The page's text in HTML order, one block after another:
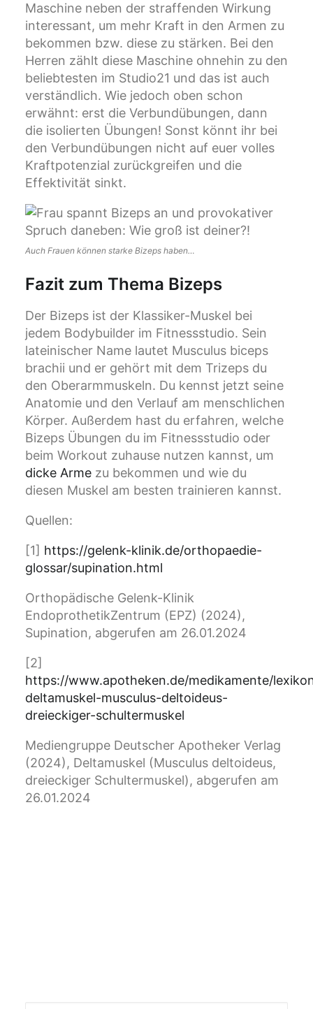
Maschine neben der straffenden Wirkung
interessant, um mehr Kraft in den Armen zu
bekommen bzw. diese zu stärken. Bei den
Herren zählt diese Maschine ohnehin zu den
beliebtesten im Studio21 und das ist auch
verständlich. Wie jedoch oben schon
erwähnt: erst die Verbundübungen, dann
die isolierten Übungen! Sonst könnt ihr bei
den Verbundübungen nicht auf euer volles
Kraftpotenzial zurückgreifen und die
Effektivität sinkt.
Auch Frauen können starke Bizeps haben…
Fazit zum Thema Bizeps
Der Bizeps ist der Klassiker-Muskel bei
jedem Bodybuilder im Fitnessstudio. Sein
lateinischer Name lautet Musculus biceps
brachii und er gehört mit dem Trizeps du
den Oberarmmuskeln. Du kennst jetzt seine
Anatomie und den Verlauf am menschlichen
Körper. Außerdem hast du erfahren, welche
Bizeps Übungen du im Fitnessstudio oder
beim Workout zuhause nutzen kannst, um
dicke Arme zu bekommen und wie du
diesen Muskel am besten trainieren kannst.
Quellen:
[1] https://gelenk-klinik.de/orthopaedie-
glossar/supination.html
Orthopädische Gelenk-Klinik
EndoprothetikZentrum (EPZ) (2024),
Supination, abgerufen am 26.01.2024
[2]
https://www.apotheken.de/medikamente/
deltamuskel-musculus-deltoideus-
dreieckiger-schultermuskel
Mediengruppe Deutscher Apotheker Verlag
(2024), Deltamuskel (Musculus deltoideus,
dreieckiger Schultermuskel), abgerufen am
26.01.2024